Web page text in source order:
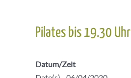
Pilates bis 19.30 Uhr
Datum/Zeit